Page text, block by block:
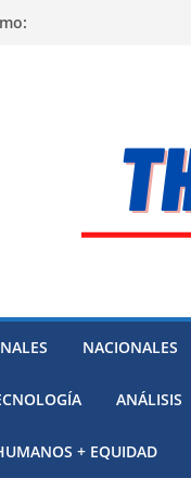
NACIONALES
ANÁLISIS
+ EQUIDAD